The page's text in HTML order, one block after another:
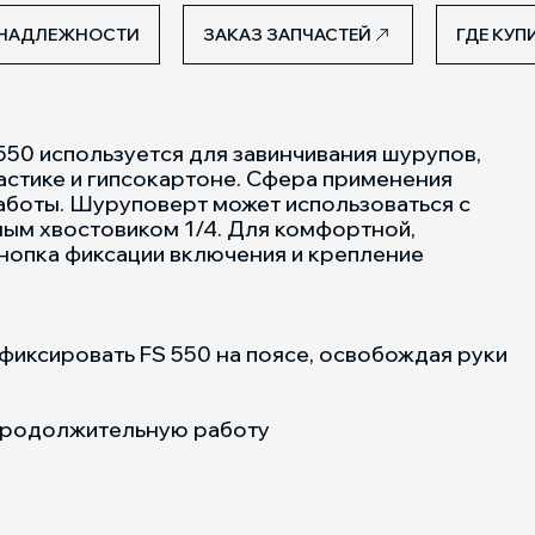
ЗАКАЗ ЗАПЧАСТЕЙ ГДЕ
используется для завинчивания шурупов,
и гипсокартоне. Сфера применения
Шуруповерт может использоваться с
хвостовиком 1/4. Для комфортной,
фиксации включения и крепление
FS 550 на поясе, освобождая руки
работу